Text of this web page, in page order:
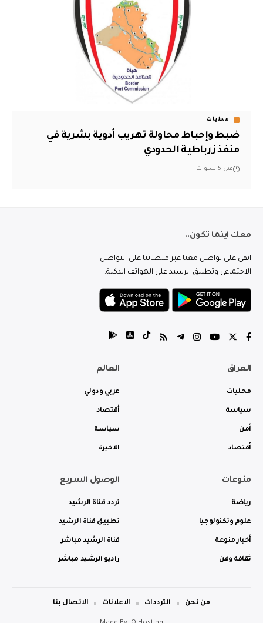
محليات
ضبط وإحباط محاولة تهريب أدوية بشرية في
منفذ زرباطية الحدودي
قبل 5 سنوات
معك اينما تكون..
ابقى على تواصل معنا عبر منصاتنا على التواصل
الاجتماعي وتطبيق الرشيد على الهواتف الذكية.
العراق
محليات
سياسة
أمن
أقتصاد
العالم
عربي ودولي
أقتصاد
سياسة
الاخيرة
منوعات
رياضة
علوم وتكنولوجيا
أخبار منوعة
ثقافة وفن
الوصول السريع
تردد قناة الرشيد
تطبيق قناة الرشيد
قناة الرشيد مباشر
راديو الرشيد مباشر
من نحن الترددات الاعلانات الاتصال بنا